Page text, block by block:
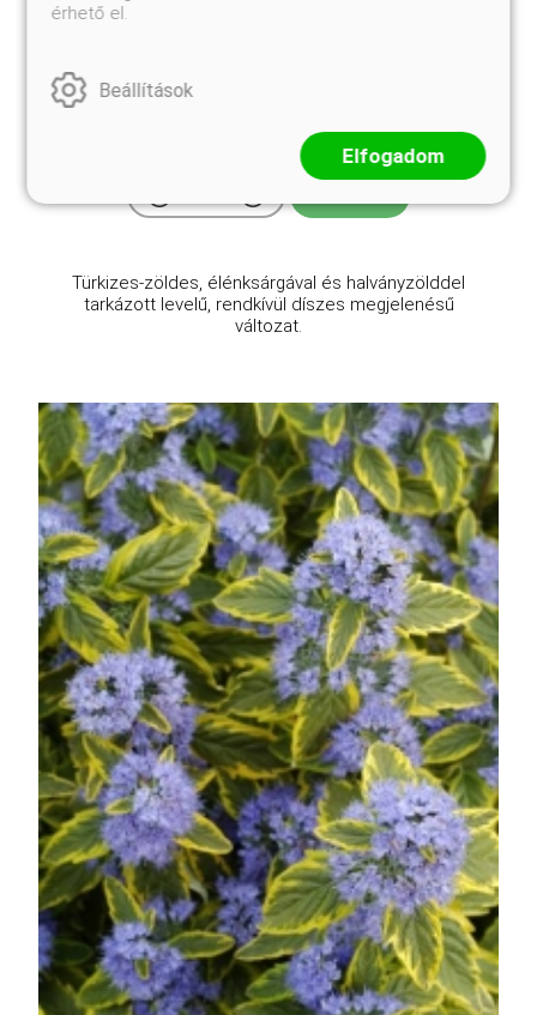
Salvia officinalis 'Icterina'
Online ár
2 450 Ft
Türkizes-zöldes, élénksárgával és halványzölddel
tarkázott levelű, rendkívül díszes megjelenésű
változat.
érhető el.
Beállítások
Elfogadom